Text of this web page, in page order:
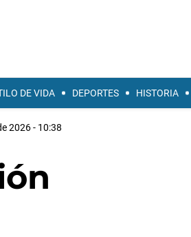
DE VIDA DEPORTES HISTORIA
2026 - 10:38